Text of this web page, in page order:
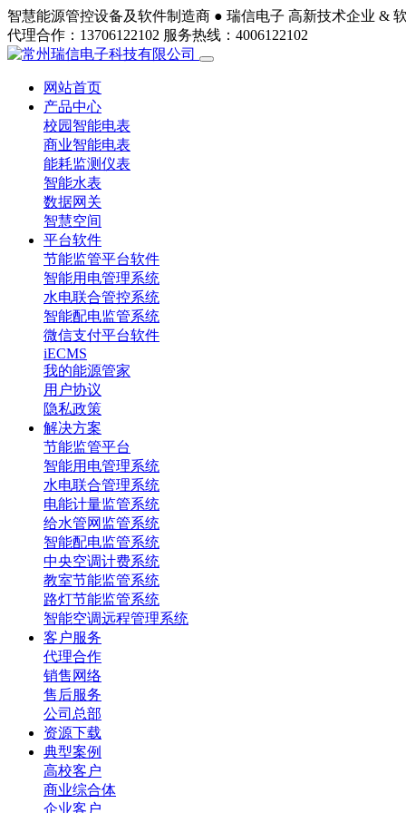
智慧能源管控设备及软件制造商 ● 瑞信电子 高新技术企业 &
代理合作：13706122102 服务热线：4006122102
网站首页
产品中心
校园智能电表
商业智能电表
能耗监测仪表
智能水表
数据网关
智慧空间
平台软件
节能监管平台软件
智能用电管理系统
水电联合管控系统
智能配电监管系统
微信支付平台软件
iECMS
我的能源管家
用户协议
隐私政策
解决方案
节能监管平台
智能用电管理系统
水电联合管理系统
电能计量监管系统
给水管网监管系统
智能配电监管系统
中央空调计费系统
教室节能监管系统
路灯节能监管系统
智能空调远程管理系统
客户服务
代理合作
销售网络
售后服务
公司总部
资源下载
典型案例
高校客户
商业综合体
企业客户